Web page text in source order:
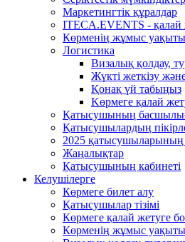
Маркетингтік құралдар
ITECA.EVENTS - қалай
Көрменің жұмыс уақыты
Логистика
Визалық қолдау,
Жүкті жеткізу
Қонақ үй табыңыз
Kөрмеге қалай
Қатысушының
Қатысушылардың
2025 қатысушыларының
Жаңалықтар
Қатысушының кабинеті
Келушілерге
Көрмеге билет алу
Қатысушылар тізімі
Көрмеге қалай жетуге
Көрменің жұмыс уақыты